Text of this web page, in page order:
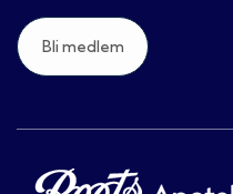
Bli medlem